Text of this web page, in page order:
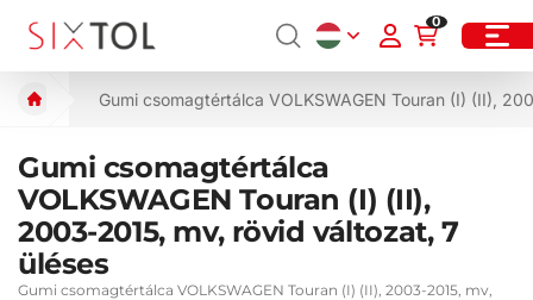
0
Gumi csomagtértálca VOLKSWAGEN Touran (I) (II),
Gumi csomagtértálca
VOLKSWAGEN Touran (I) (II),
2003-2015, mv, rövid változat, 7
üléses
Gumi csomagtértálca VOLKSWAGEN Touran (I) (II), 2003-2015, mv,